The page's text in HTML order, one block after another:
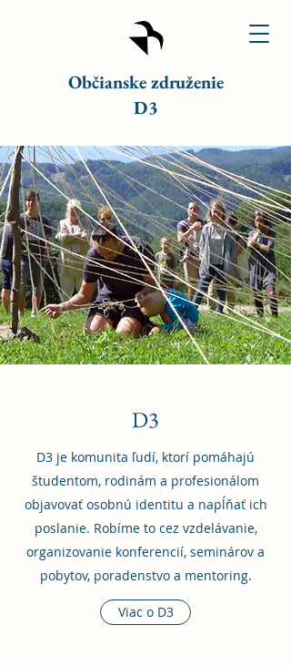
Občianske združenie
D3
D3
D3 je komunita ľudí, ktorí pomáhajú
študentom, rodinám a profesionálom
objavovať osobnú identitu a napĺňať ich
poslanie. Robíme to cez vzdelávanie,
organizovanie konferencií, seminárov a
pobytov, poradenstvo a mentoring.
Viac o D3